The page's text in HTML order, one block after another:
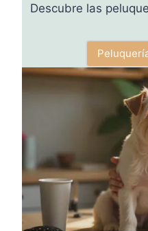
Descubre las